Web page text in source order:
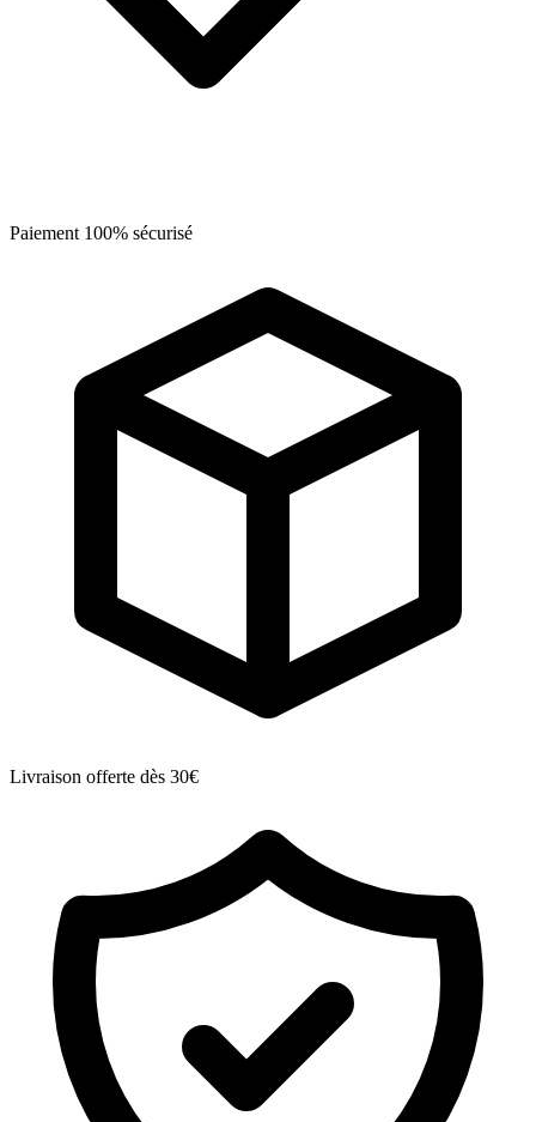
Paiement 100% sécurisé
Livraison offerte dès 30€